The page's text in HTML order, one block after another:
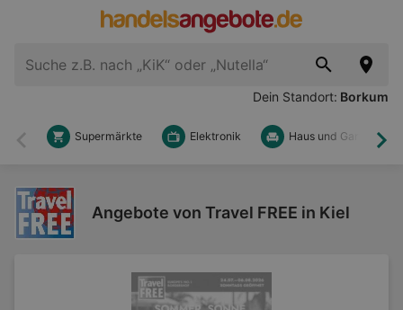
Dein Standort: Borkum
Zurück
Supermärkte Elektronik Haus und Garten
Angebote von Travel FREE in Kiel